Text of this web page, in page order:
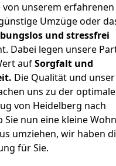
von unserem erfahrenen
Umzüge oder
und stressfrei
Dabei legen unsere
aufSorgfalt und
Die Qualität und
uns zu der
von Heidelberg nach
Sie nun eine kleine
umziehen, wir haben
für Sie.